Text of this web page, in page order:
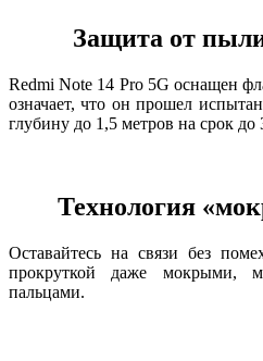
Защита от
Redmi Note 14 Pro 5G оснащен
означает, что он прошел
глубину до 1,5 метров на срок до
Технология
Оставайтесь на связи без
прокруткой даже мокрыми,
пальцами.